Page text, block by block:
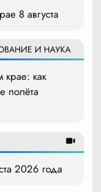
8 августа
И НАУКА
крае: как
полёта
2026 года